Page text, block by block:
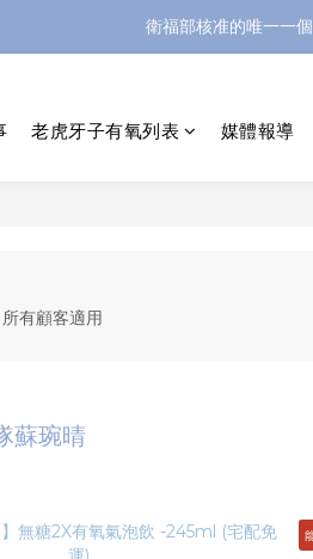
衛福部核准的唯一一
老虎牙子有氧列表 媒體報導
所有顧客適用
蘇琬晴